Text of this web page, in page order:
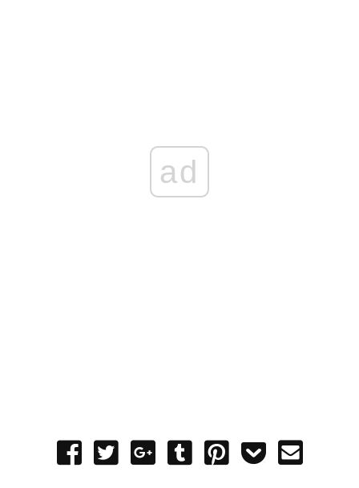
ad
Share
Tweet
Share
Post
Pin
Add